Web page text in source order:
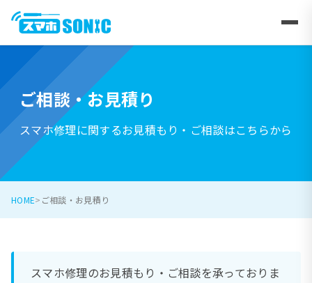
ご相談・お見積り
スマホ修理に関するお見積もり・ご相談はこちらから
HOME ご相談・お見積り
スマホ修理のお見積もり・ご相談を承っておりま